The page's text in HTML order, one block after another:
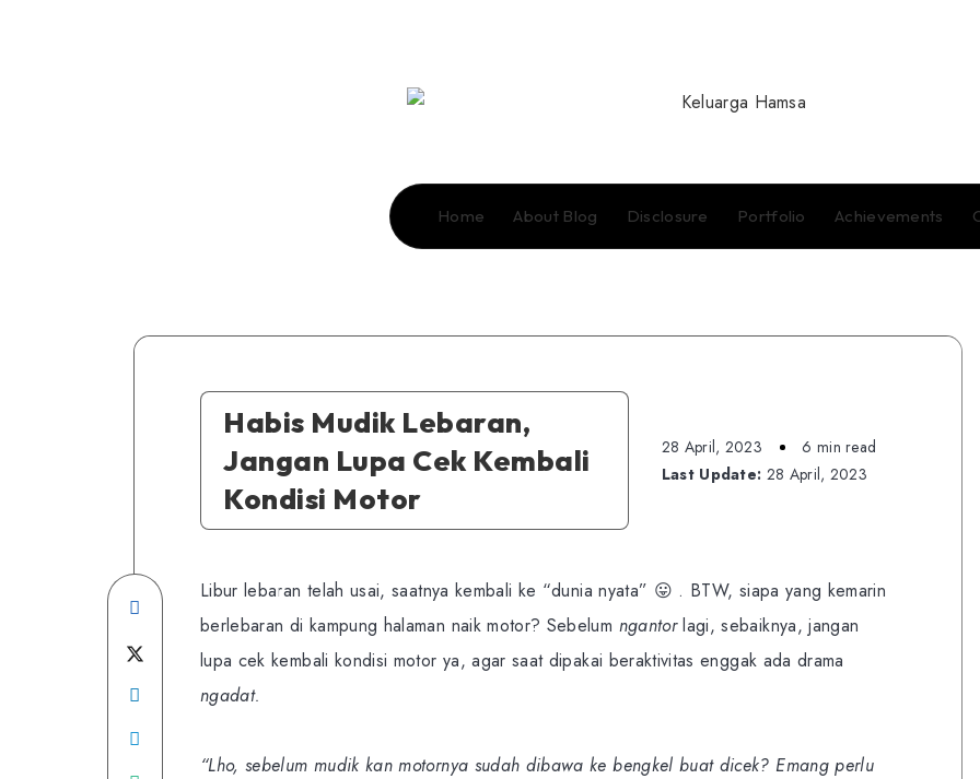
Home About Blog Disclosure Portfolio Achievements
Habis Mudik Lebaran,
Jangan Lupa Cek Kembali
Kondisi Motor
28 April, 2023
6 min read
Last Update: 28 April, 2023
Share
on
Facebook
Libur lebaran telah usai, saatnya kembali ke “dunia nyata” 😛 . BTW, siapa yang kemarin
berlebaran di kampung halaman naik motor? Sebelum ngantorlagi, sebaiknya, jangan
lupa cek kembali kondisi motor ya, agar saat dipakai beraktivitas enggak ada drama
ngadat.
“Lho, sebelum mudik kan motornya sudah dibawa ke bengkel buat dicek? Emang perlu